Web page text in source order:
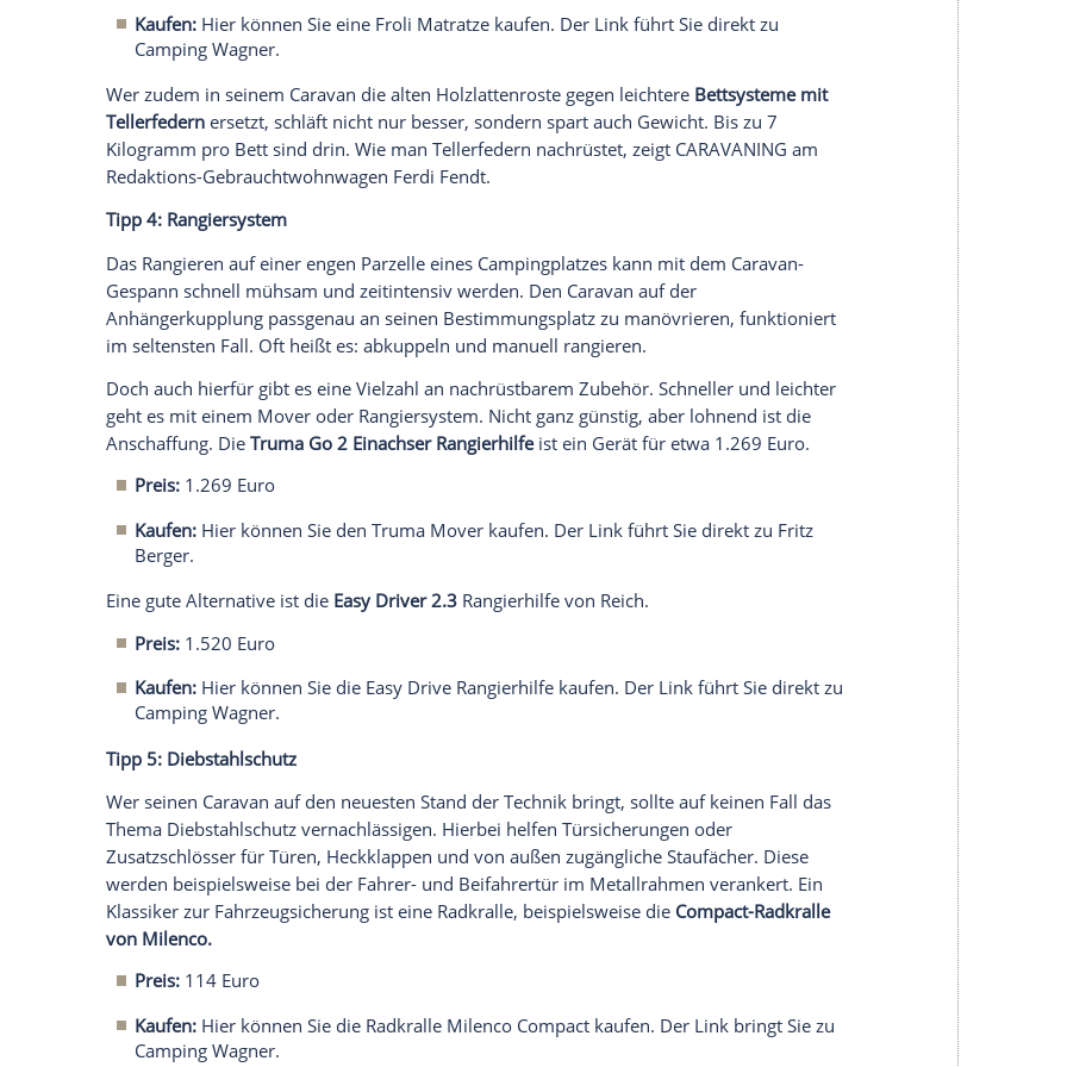
Kaufen: Hier können Sie den Teleco Smart TV kaufen. Der Link führt Sie direkt zu Fritz
Berger.
Alternativ können Sie komplett auf ein fest eingebautes Fernsehgerät verzichten und aufs
Tablet ausweichen oder einen portablen Beamer fürs Fernsehvergnügen einsetzen.
Beamer für unterwegs gibt es in verschiedenen Preisklassen. Eher am oberen Ende ist der
mit integriertem 360-Grad-Klang, 5-Watt-
Lautsprecher, Smartapp und einer maximalen Bilddiagonale von 100 Zoll.
Preis:579 Euro
Kaufen:Hier können Sie den Samsung Beamer direkt kaufen.
Tipp 3: Neue Matratzen
Nicht nur Caravans selbst altern, sondern auch dieMatratzen. Diese sollten Sie alle vier bis
fünf Jahre tauschen. Im im richtigen
Campingfahrzeuge bietet unter anderem die FirmaFroli eine Mehrzonen Kaltschaum-
Preis:variiert nach Größe der Matratze
Kaufen: Hier können Sie eine Froli Matratze kaufen. Der Link führt Sie direkt zu
Camping Wagner.
Wer zudem in seinem Bettsysteme mit
Tellerfedernersetzt, schläft nicht nur besser, sondern spart auch Gewicht. Bis zu 7
Kilogramm pro Bett sind drin. Wie man Tellerfedern nachrüstet, zeigt CARAVANING am
Redaktions-Gebrauchtwohnwagen Ferdi Fendt.
Tipp 4: Rangiersystem
Das Rangieren auf einer engen Parzelle eines Campingplatzes kann mit dem Caravan-
Anhängerkupplung passgenau an seinen Bestimmungsplatz zu manövrieren, funktioniert